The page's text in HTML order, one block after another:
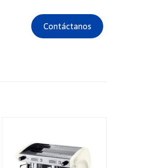
Contáctanos